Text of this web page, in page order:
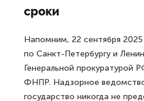
сроки
Напомним, 22 сентября
по Санкт-Петербургу и
Генеральной прокуратурой
ФНПР. Надзорное
государство никогда не